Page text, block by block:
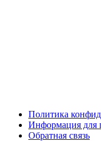
Skip
content
Политика
Информация для
Обратная связь